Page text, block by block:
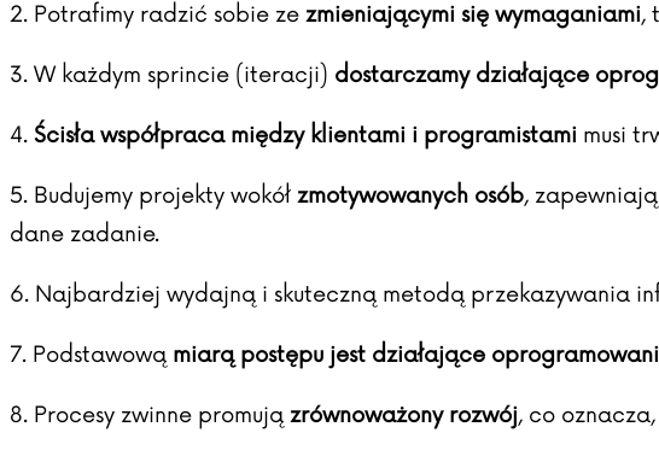
2. Potrafimy radzić sobie ze zmieniającymi się wymaganiami,
3. W każdym sprincie (iteracji) dostarczamy działające
4. Ścisła współpraca między klientami i programistami musi
5. Budujemy projekty wokół zmotywowanych osób,
dane zadanie.
6. Najbardziej wydajną i skuteczną metodą przekazywania
7. Podstawową miarą postępu jest działające
8. Procesy zwinne promują zrównoważony rozwój, co